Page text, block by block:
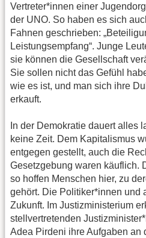
Vertreter*innen einer
der UNO. So haben es sich
Fahnen geschrieben:
Leistungsempfang“. Junge
sie können die Gesellschaft
Sie sollen nicht das Gefühl
wie es ist, und man sich ihre
erkauft.
In der Demokratie dauert alles
keine Zeit. Dem Kapitalismus
entgegen gestellt, auch die
Gesetzgebung waren käuflich.
so hoffen Menschen hier, zu
gehört. Die Politiker*innen und
Zukunft. Im Justizministerium
stellvertretenden
Adea Pirdeni ihre Aufgaben an